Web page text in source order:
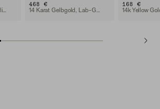
14 Karat Weißgold, natürlicher Diamant
468 €
14 Karat Gelbgold, Lab-Grown Diamant
168 €